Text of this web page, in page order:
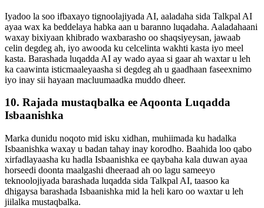
Iyadoo la soo ifbaxayo tignoolajiyada AI, aaladaha sida Talkpal AI
ayaa wax ka beddelaya habka aan u baranno luqadaha. Aaladahaani
waxay bixiyaan khibrado waxbarasho oo shaqsiyeysan, jawaab
celin degdeg ah, iyo awooda ku celcelinta wakhti kasta iyo meel
kasta. Barashada luqadda AI ay wado ayaa si gaar ah waxtar u leh
ka caawinta isticmaaleyaasha si degdeg ah u gaadhaan faseexnimo
iyo inay sii hayaan macluumaadka muddo dheer.
10. Rajada mustaqbalka ee Aqoonta Luqadda
Isbaanishka
Marka dunidu noqoto mid isku xidhan, muhiimada ku hadalka
Isbaanishka waxay u badan tahay inay korodho. Baahida loo qabo
xirfadlayaasha ku hadla Isbaanishka ee qaybaha kala duwan ayaa
horseedi doonta maalgashi dheeraad ah oo lagu sameeyo
teknoolojiyada barashada luqadda sida Talkpal AI, taasoo ka
dhigaysa barashada Isbaanishka mid la heli karo oo waxtar u leh
jiilalka mustaqbalka.